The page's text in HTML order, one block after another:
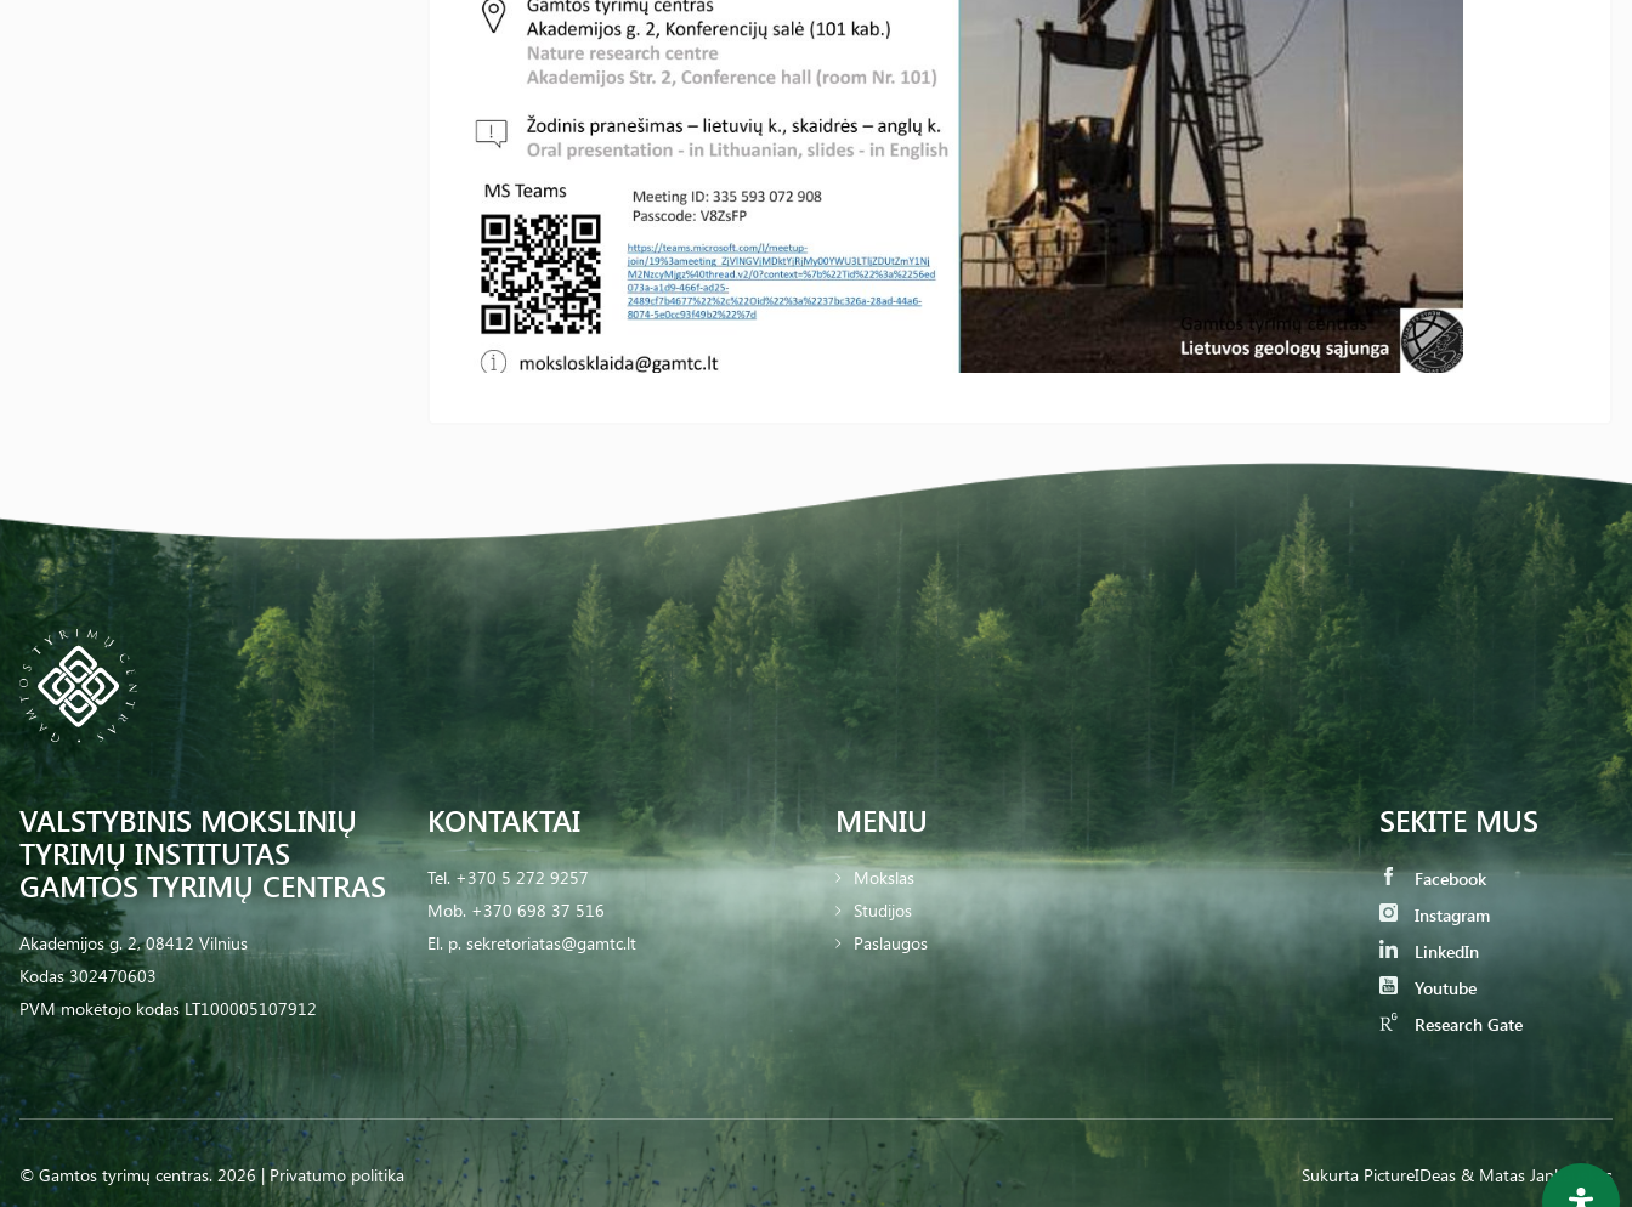
VALSTYBINIS MOKSLINIŲ
TYRIMŲ INSTITUTAS
GAMTOS TYRIMŲ CENTRAS
Akademijos g. 2, 08412 Vilnius
Kodas 302470603
PVM mokėtojo kodas LT100005107912
KONTAKTAI
Tel. +370 5 272 9257
Mob. +370 698 37 516
El. p. sekretoriatas@gamtc.lt
MENIU
Mokslas
Studijos
Paslaugos
SEKITE MUS
Facebook
Instagram
LinkedIn
Youtube
Research Gate
© Gamtos tyrimų centras. 2026 | Privatumo politika Sukurta PictureIDeas & Matas Jankauskas